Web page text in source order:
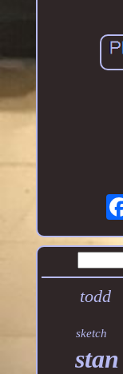
todd
sketch
stan